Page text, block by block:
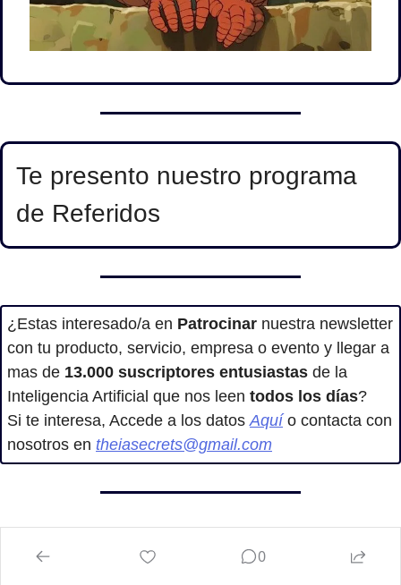
Te presento nuestro programa
de Referidos
¿Estas interesado/a en Patrocinar nuestra newsletter
con tu producto, servicio, empresa o evento y llegar a
mas de 13.000 suscriptores entusiastas de la
Inteligencia Artificial que nos leen todos los días?
Si te interesa, Accede a los datos Aquí o contacta con
nosotros en theiasecrets@gmail.com
0